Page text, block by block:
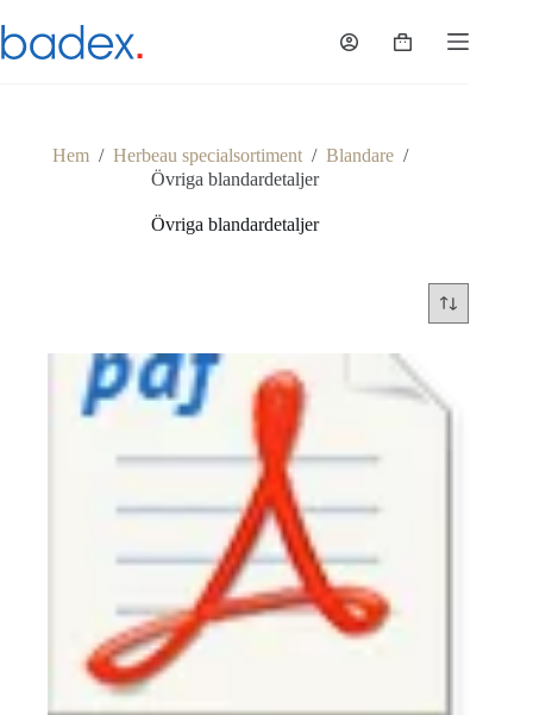
till
innehåll
Varukorg
Hem / Herbeau specialsortiment / Blandare /
Övriga blandardetaljer
Övriga blandardetaljer